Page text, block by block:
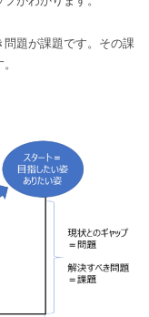
題が課題です。その課